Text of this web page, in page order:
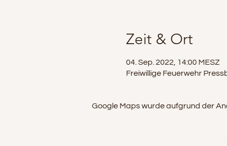
Zeit & Ort
04. Sep. 2022, 14:00 MESZ
Freiwillige Feuerwehr
Google Maps wurde aufgrund der